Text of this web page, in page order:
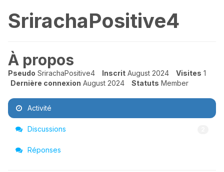
SrirachaPositive4
À propos
Pseudo SrirachaPositive4 Inscrit August 2024 Visites 1
Dernière connexion August 2024 Statuts Member
Activité
Discussions
Réponses